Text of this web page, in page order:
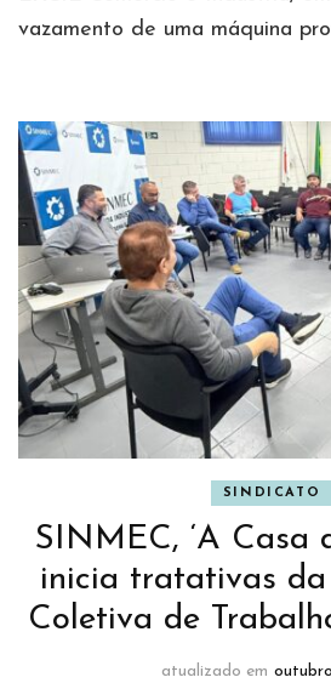
vazamento de uma máquina
SINDICATO
SINMEC, ‘A Casa
inicia tratativas da
Coletiva de
atualizado em